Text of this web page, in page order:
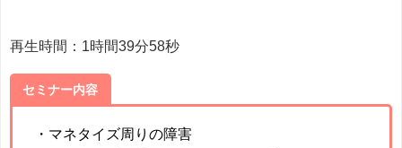
再生時間：1時間39分58秒
セミナー内容
・マネタイズ周りの障害